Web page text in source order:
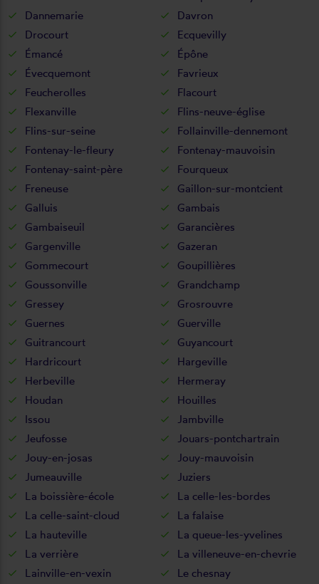
Dannemarie
Davron
Drocourt
Ecquevilly
Émancé
Épône
Évecquemont
Favrieux
Feucherolles
Flacourt
Flexanville
Flins-neuve-église
Flins-sur-seine
Follainville-dennemont
Fontenay-le-fleury
Fontenay-mauvoisin
Fontenay-saint-père
Fourqueux
Freneuse
Gaillon-sur-montcient
Galluis
Gambais
Gambaiseuil
Garancières
Gargenville
Gazeran
Gommecourt
Goupillières
Goussonville
Grandchamp
Gressey
Grosrouvre
Guernes
Guerville
Guitrancourt
Guyancourt
Hardricourt
Hargeville
Herbeville
Hermeray
Houdan
Houilles
Issou
Jambville
Jeufosse
Jouars-pontchartrain
Jouy-en-josas
Jouy-mauvoisin
Jumeauville
Juziers
La boissière-école
La celle-les-bordes
La celle-saint-cloud
La falaise
La hauteville
La queue-les-yvelines
La verrière
La villeneuve-en-chevrie
Lainville-en-vexin
Le chesnay